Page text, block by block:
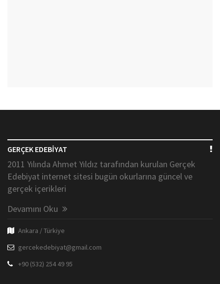
GERÇEK EDEBİYAT
2011 Yılında Ahmet Yıldız tarafından kurulan Gerçek
Edebiyat internet sitesi bugün okurlarına güncel ve
gerçek içerikleri
Devamını Oku
Ankara / Türkiye
gercekedebiyat@gmail.com
+90 (532) 254 49 95